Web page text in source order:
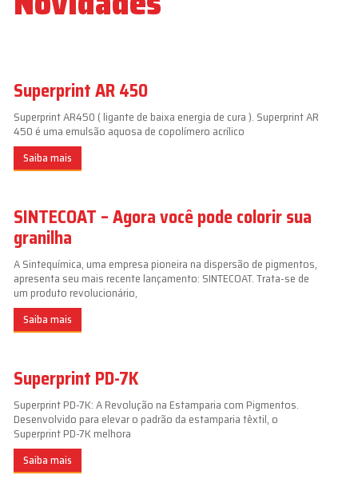
Superprint AR 450
Superprint AR450 ( ligante de baixa energia de cura ). Superprint AR
450 é uma emulsão aquosa de copolímero acrílico
Saiba mais
SINTECOAT – Agora você pode colorir sua
granilha
A Sintequímica, uma empresa pioneira na dispersão de pigmentos,
apresenta seu mais recente lançamento: SINTECOAT. Trata-se de
um produto revolucionário,
Saiba mais
Superprint PD-7K
Superprint PD-7K: A Revolução na Estamparia com Pigmentos.
Desenvolvido para elevar o padrão da estamparia têxtil, o
Superprint PD-7K melhora
Saiba mais